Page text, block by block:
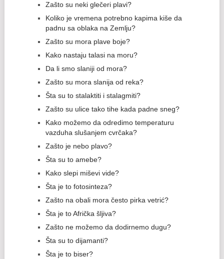
Zašto su neki glečeri plavi?
Koliko je vremena potrebno kapima kiše da
padnu sa oblaka na Zemlju?
Zašto su mora plave boje?
Kako nastaju talasi na moru?
Da li smo slaniji od mora?
Zašto su mora slanija od reka?
Šta su to stalaktiti i stalagmiti?
Zašto su ulice tako tihe kada padne sneg?
Kako možemo da odredimo temperaturu
vazduha slušanjem cvrčaka?
Zašto je nebo plavo?
Šta su to amebe?
Kako slepi miševi vide?
Šta je to fotosinteza?
Zašto na obali mora često pirka vetrić?
Šta je to Afrička šljiva?
Zašto ne možemo da dodirnemo dugu?
Šta su to dijamanti?
Šta je to biser?